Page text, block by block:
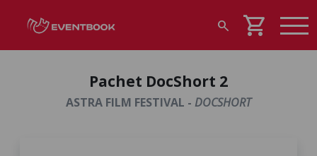
search shopping_cart
Pachet DocShort 2
ASTRA FILM FESTIVAL - DOCSHORT